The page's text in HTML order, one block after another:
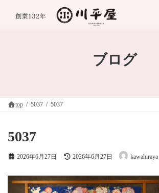
ブログ
top 5037 5037
5037
2026年6月27日
最
新
日
2026年6月27日 kawahiraya